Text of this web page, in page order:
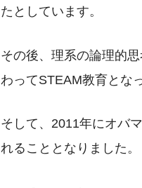
たとしています。
その後、理系の論理的
わってSTEAM教育とな
そして、2011年にオバ
れることとなりました。